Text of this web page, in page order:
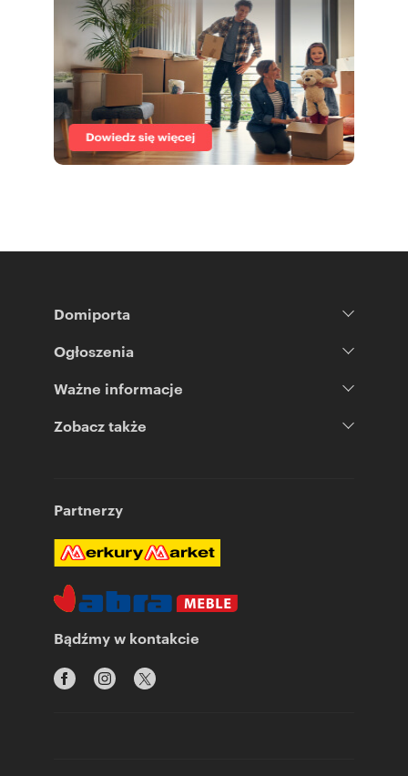
Domiporta
Ogłoszenia
Ważne informacje
Zobacz także
Partnerzy
Bądźmy w kontakcie